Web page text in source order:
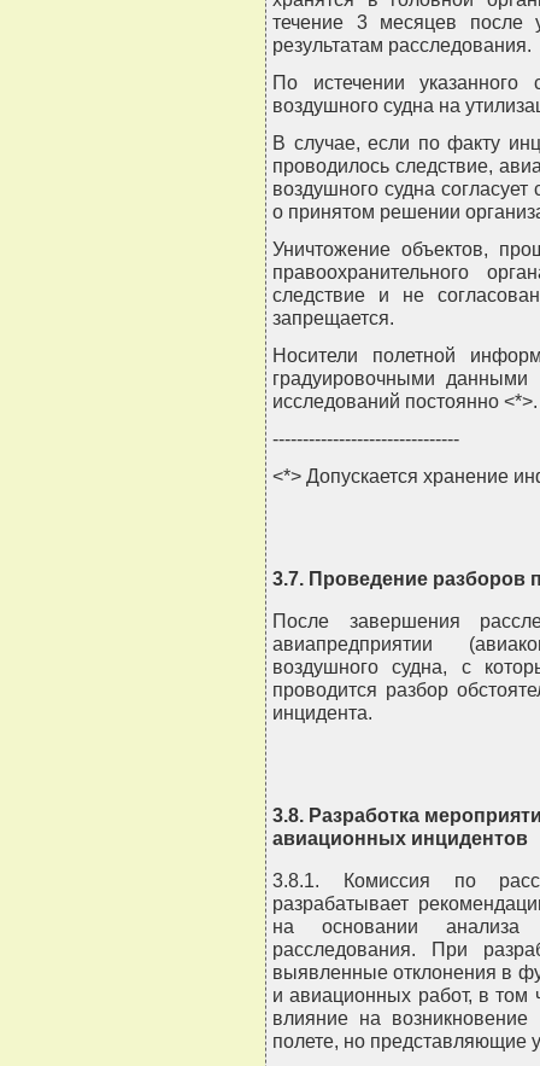
течение 3 месяцев после
результатам расследования.
По истечении указанного
воздушного судна на
В случае, если по факту
проводилось следствие,
воздушного судна
о принятом решении
Уничтожение объектов,
правоохранительного
следствие и не
запрещается.
Носители полетной
градуировочными данными
исследований постоянно <*>.
-------------------------------
<*> Допускается хранение
3.7. Проведение разборов
После завершения
авиапредприятии
воздушного судна, с
проводится разбор
инцидента.
3.8. Разработка
авиационных инцидентов
3.8.1. Комиссия по
разрабатывает
на основании
расследования. При
выявленные отклонения в
и авиационных работ, в том
влияние на
полете, но представляющие